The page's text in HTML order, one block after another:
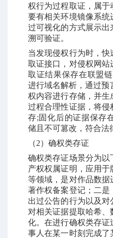
权行为过程取证，属于
要有相关环境镜像系统
过可视化的方式展示出
溯可验证。
当发现侵权行为时，
取证接口，对侵权网
取证结果保存在联盟
进行域名解析，通过预
权内容进行存储，并生
过程合理性证据，将侵
存;固化后的证据保存
储且不可篡改，符合法
（2）确权类存证
确权类存证场景分为以
产权权属证明，应用于
等领域，是对作品数
著作权备案登记；二
出过公告的行为以及对
对相关证据提取哈希、
化。在进行确权类存证
事人在某一时刻完成了